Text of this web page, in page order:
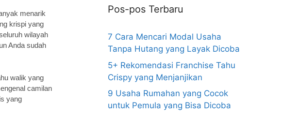
menarik
krispi yang
wilayah
Anda sudah
walik yang
camilan
yang
Pos-pos Terbaru
7 Cara Mencari Modal Usaha
Tanpa Hutang yang Layak Dicoba
5+ Rekomendasi Franchise Tahu
Crispy yang Menjanjikan
9 Usaha Rumahan yang Cocok
untuk Pemula yang Bisa Dicoba